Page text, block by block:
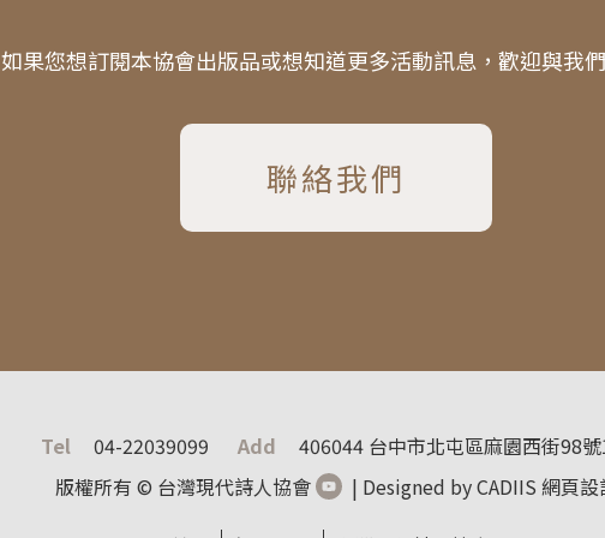
如果您想訂閱本協會出版品或想知道更多活動訊息，歡迎與我
聯絡我們
Tel 04-22039099 Add
406044 台中市北屯區麻園西街98
版權所有 © 台灣現代詩人協會
| Designed by CADIIS 網頁設